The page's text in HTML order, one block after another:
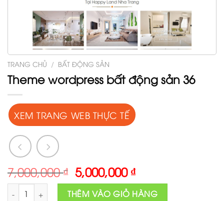
TRANG CHỦ / BẤT ĐỘNG SẢN
Theme wordpress bất động sản 36
XEM TRANG WEB THỰC TẾ
7,000,000₫ Original
price
was:
5,000,000₫Current
price
is:
Theme wordpress bất động sản 36 số lượng
THÊM VÀO GIỎ HÀNG